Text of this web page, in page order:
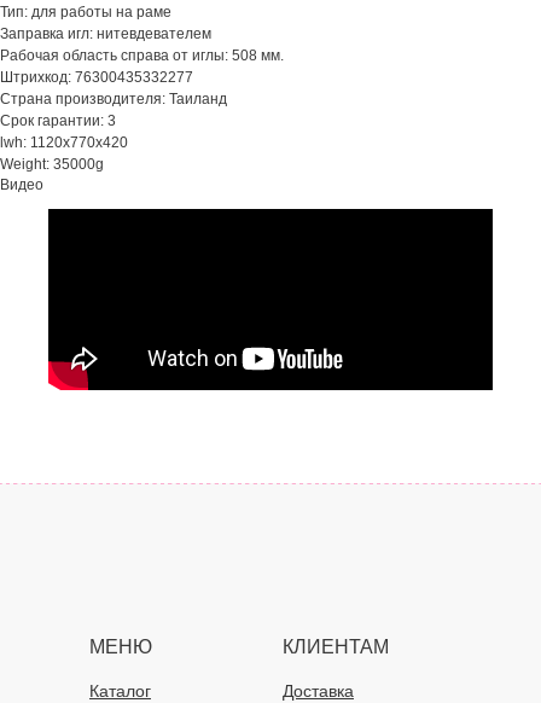
Тип: для работы на раме
Заправка игл: нитевдевателем
Рабочая область справа от иглы: 508 мм.
Штрихкод: 76300435332277
Страна производителя: Таиланд
Срок гарантии: 3
lwh: 1120x770x420
Weight: 35000g
Видео
МЕНЮ КЛИЕНТАМ
Каталог Доставка